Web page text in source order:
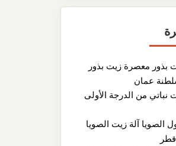
بذور معصرة زيت بذور
عمان
من الدرجة الأولى
الصويا آلة زيت الصويا